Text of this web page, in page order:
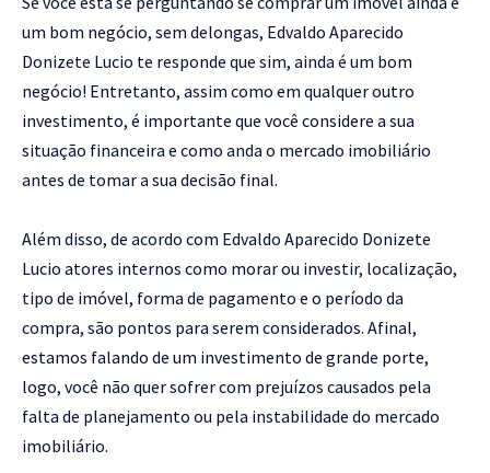
um bom negócio, sem delongas, Edvaldo Aparecido
Donizete Lucio te responde que sim, ainda é um bom
negócio! Entretanto, assim como em qualquer outro
investimento, é importante que você considere a sua
situação financeira e como anda o mercado imobiliário
antes de tomar a sua decisão final.
Além disso, de acordo com Edvaldo Aparecido Donizete
Lucio atores internos como morar ou investir, localização,
tipo de imóvel, forma de pagamento e o período da
compra, são pontos para serem considerados. Afinal,
estamos falando de um investimento de grande porte,
logo, você não quer sofrer com prejuízos causados pela
falta de planejamento ou pela instabilidade do mercado
imobiliário.